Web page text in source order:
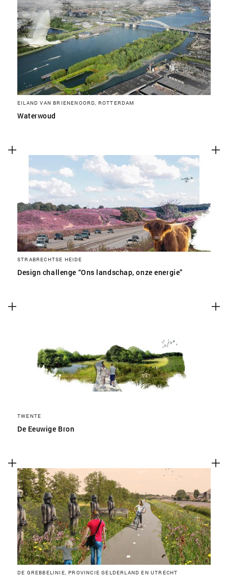
EILAND VAN BRIENENOORD, ROTTERDAM
Waterwoud
STRABRECHTSE HEIDE
Design challenge “Ons landschap, onze energie”
TWENTE
De Eeuwige Bron
DE GREBBELINIE, PROVINCIE GELDERLAND EN UTRECHT